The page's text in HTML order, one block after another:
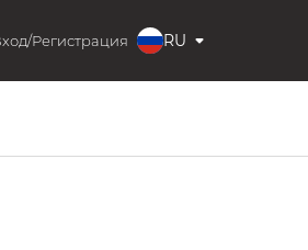
Регистрация RU